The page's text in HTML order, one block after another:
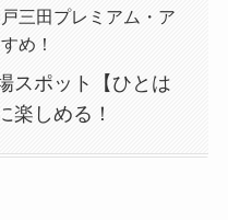
三田プレミアム・ア
め！
スポット【ひとは
楽しめる！